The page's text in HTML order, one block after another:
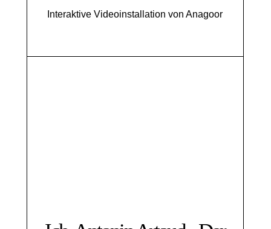
Interaktive Videoinstallation von Anagoor